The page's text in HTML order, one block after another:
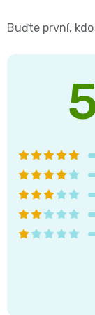
Plenky
dětské
plenky
Buďte první,